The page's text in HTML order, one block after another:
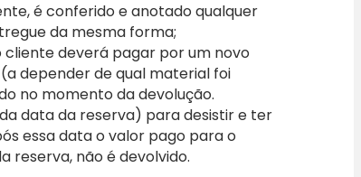
é conferido e anotado qualquer
da mesma forma;
deverá pagar por um novo
depender de qual material foi
no momento da devolução.
data da reserva) para desistir e ter
essa data o valor pago para o
reserva, não é devolvido.